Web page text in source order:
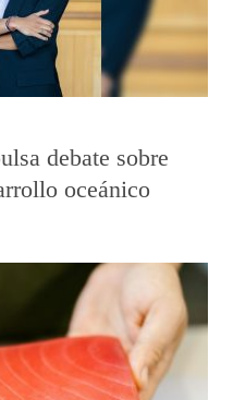
debate sobre
oceánico